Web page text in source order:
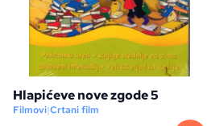
Hlapićeve nove zgode 5
Filmovi|Crtani film